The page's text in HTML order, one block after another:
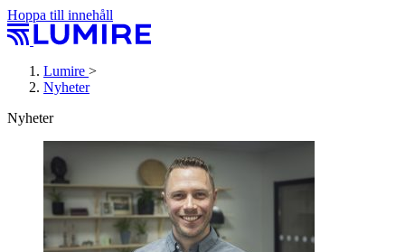
Hoppa till innehåll
Lumire >
Nyheter
Nyheter